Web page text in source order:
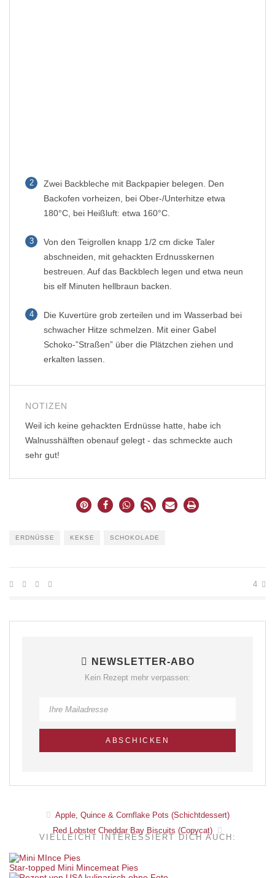
2
Zwei Backbleche mit Backpapier belegen. Den
Backofen vorheizen, bei Ober-/Unterhitze etwa
180°C, bei Heißluft: etwa 160°C.
3
Von den Teigrollen knapp 1/2 cm dicke Taler
abschneiden, mit gehackten Erdnusskernen
bestreuen. Auf das Backblech legen und etwa neun
bis elf Minuten hellbraun backen.
4
Die Kuvertüre grob zerteilen und im Wasserbad bei
schwacher Hitze schmelzen. Mit einer Gabel
Schoko-”Straßen” über die Plätzchen ziehen und
erkalten lassen.
NOTIZEN
Weil ich keine gehackten Erdnüsse hatte, habe ich
Walnusshälften obenauf gelegt - das schmeckte auch
sehr gut!
ERDNÜSSE KEKSE SCHOKOLADE
4
NEWSLETTER-ABO
Kein Rezept mehr verpassen:
Apple, Quince & Cornflake Pots (Schichtdessert)
Red Lobster Cheddar Bay Biscuits (Copycat)
VIELLEICHT INTERESSIERT DICH AUCH:
Star-topped Mini Mincemeat Pies